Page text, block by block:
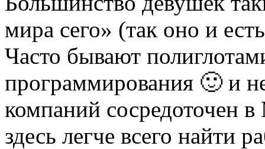
мира сего» (так оно и
Часто бывают
программирования 🙂 и
компаний сосредоточен
здесь легче всего найти